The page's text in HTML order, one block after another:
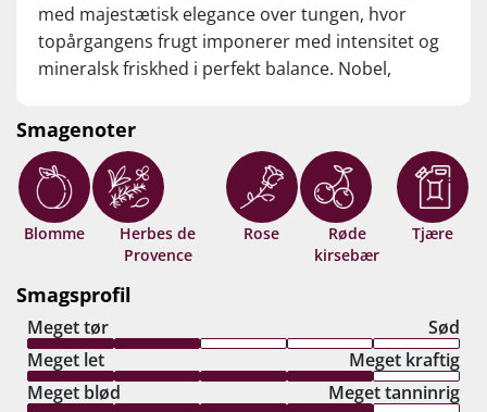
med majestætisk elegance over tungen, hvor
topårgangens frugt imponerer med intensitet og
mineralsk friskhed i perfekt balance. Nobel,
og bøfvenlige silketanniner. 4 x 95 points fra
anmelderne taler sit eget tydelige sprog - det her
er KLASSE! Drik nu, eller gem 15-20 år fra
høståret.
Smagenoter
Blomme
Herbes de
Provence
Rose
Røde
kirsebær
Tjære
Smagsprofil
Meget tør
Sød
Meget let
Meget kraftig
Meget blød
Meget tanninrig